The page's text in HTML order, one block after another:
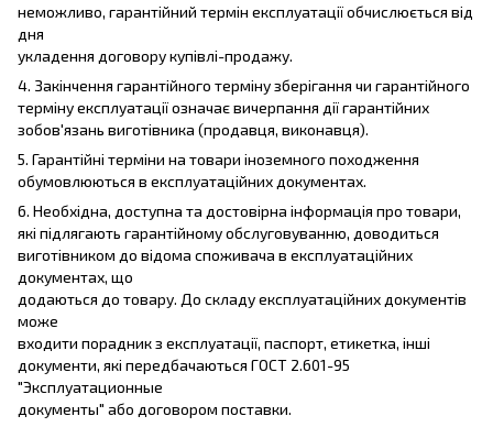
неможливо, гарантійний термін експлуатації обчислюється від
дня
укладення договору купівлі-продажу.
4. Закінчення гарантійного терміну зберігання чи гарантійного
терміну експлуатації означає вичерпання дії гарантійних
зобов'язань виготівника (продавця, виконавця).
5. Гарантійні терміни на товари іноземного походження
обумовлюються в експлуатаційних документах.
6. Необхідна, доступна та достовірна інформація про товари,
які підлягають гарантійному обслуговуванню, доводиться
виготівником до відома споживача в експлуатаційних
документах, що
додаються до товару. До складу експлуатаційних документів
може
входити порадник з експлуатації, паспорт, етикетка, інші
документи, які передбачаються ГОСТ 2.601-95
"Эксплуатационные
документы" або договором поставки.